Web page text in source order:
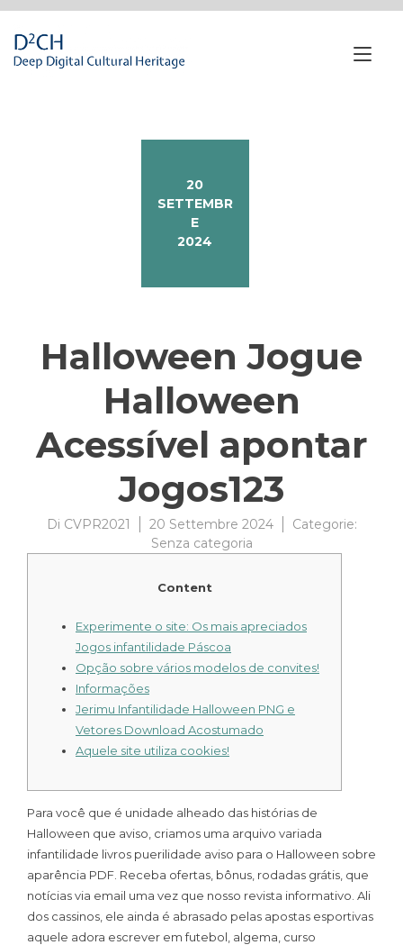
contenuto
20
SETTEMBR
E
2024
Halloween Jogue
Halloween
Acessível apontar
Jogos123
Di CVPR2021 20 Settembre 2024
Categorie:
Senza categoria
Content
Experimente o site: Os mais apreciados
Jogos infantilidade Páscoa
Opção sobre vários modelos de convites!
Informações
Jerimu Infantilidade Halloween PNG e
Vetores Download Acostumado
Aquele site utiliza cookies!
Para você que é unidade alheado das histórias de
Halloween que aviso, criamos uma arquivo variada
infantilidade livros puerilidade aviso para o Halloween sobre
aparência PDF. Receba ofertas, bônus, rodadas grátis, que
notícias via email uma vez que nosso revista informativo. Ali
dos cassinos, ele ainda é abrasado pelas apostas esportivas
aquele adora escrever em futebol, algema, curso